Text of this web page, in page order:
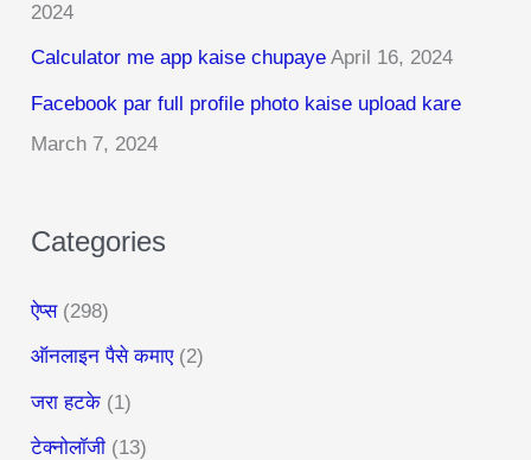
f
o
r
:
2024
Calculator me app kaise chupaye April 16, 2024
Facebook par full profile photo kaise upload kare
March 7, 2024
Categories
ऐप्स(298)
ऑनलाइन पैसे कमाए(2)
जरा हटके (1)
टेक्नोलॉजी (13)